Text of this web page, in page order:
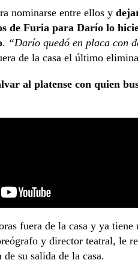
nominarse entre ellos y
de Furia para Darío lo
. “Darío quedó en placa con
de la casa el último
al platense con quien
fuera de la casa y ya tiene
y director teatral, le
su salida de la casa.